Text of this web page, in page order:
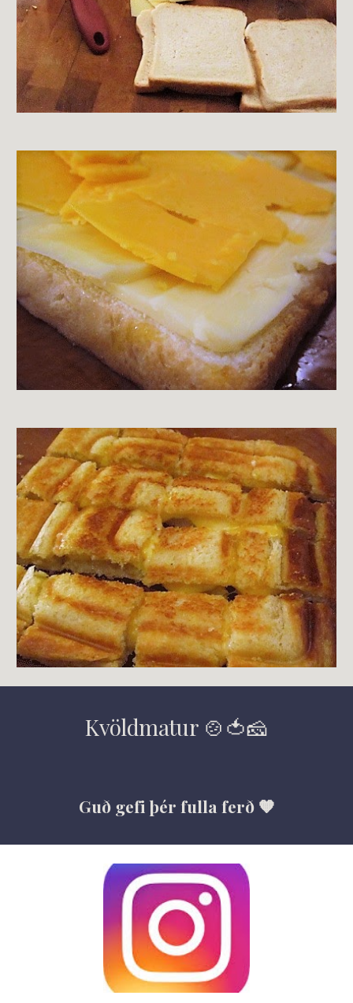
Kvöldmatur 🍲🍅🧀
Guð gefi þér fulla ferð 🧡